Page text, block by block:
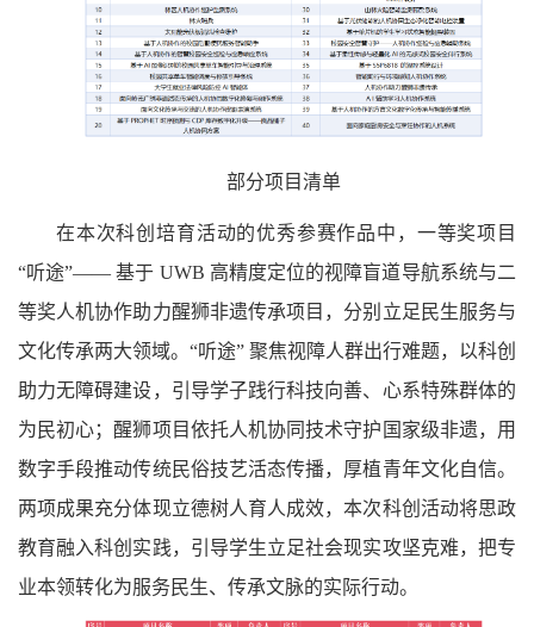
部分项目清单
在本次科创培育活动的优秀参赛作品中，一等奖项目
“听途”—— 基于 UWB 高精度定位的视障盲道导航系统与二
等奖人机协作助力醒狮非遗传承项目，分别立足民生服务与
文化传承两大领域。“听途” 聚焦视障人群出行难题，以科创
助力无障碍建设，引导学子践行科技向善、心系特殊群体的
为民初心；醒狮项目依托人机协同技术守护国家级非遗，用
数字手段推动传统民俗技艺活态传播，厚植青年文化自信。
两项成果充分体现立德树人育人成效，本次科创活动将思政
教育融入科创实践，引导学生立足社会现实攻坚克难，把专
业本领转化为服务民生、传承文脉的实际行动。